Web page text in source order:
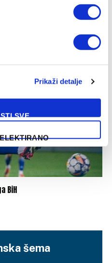
Prikaži detalje
SVE
prijateljska utakmica
BiH
šema